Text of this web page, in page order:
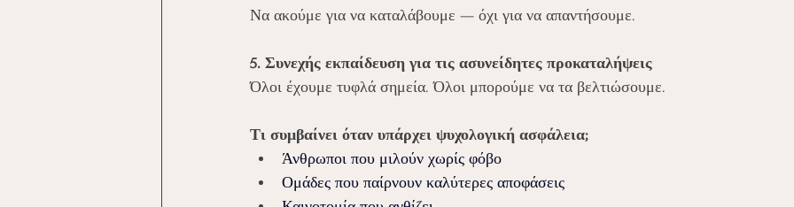
Να ακούμε για να καταλάβουμε — όχι για να απαντήσουμε.
5. Συνεχής εκπαίδευση για τις ασυνείδητες προκαταλήψεις
Όλοι έχουμε τυφλά σημεία. Όλοι μπορούμε να τα βελτιώσουμε.
Τι συμβαίνει όταν υπάρχει ψυχολογική ασφάλεια;
Άνθρωποι που μιλούν χωρίς φόβο
Ομάδες που παίρνουν καλύτερες αποφάσεις